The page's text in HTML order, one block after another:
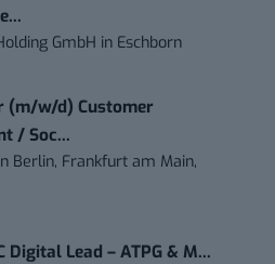
GmbH in Eschborn
(m/w/d) Customer
/ Soc...
Berlin, Frankfurt am Main,
Digital Lead – ATPG & M...